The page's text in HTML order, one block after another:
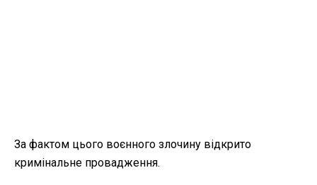
За фактом цього воєнного злочину відкрито
кримінальне провадження.